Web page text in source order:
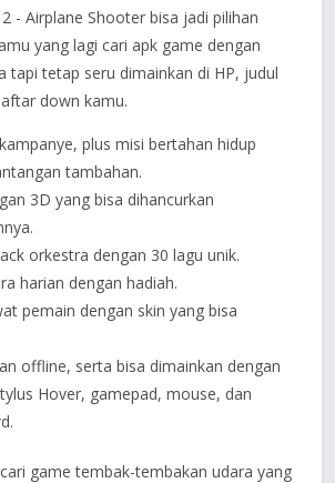
- Airplane Shooter bisa jadi pilihan
yang lagi cari apk game dengan
tapi tetap seru dimainkan di HP, judul
down kamu.
plus misi bertahan hidup
tambahan.
3D yang bisa dihancurkan
orkestra dengan 30 lagu unik.
harian dengan hadiah.
pemain dengan skin yang bisa
offline, serta bisa dimainkan dengan
Hover, gamepad, mouse, dan
game tembak-tembakan udara yang